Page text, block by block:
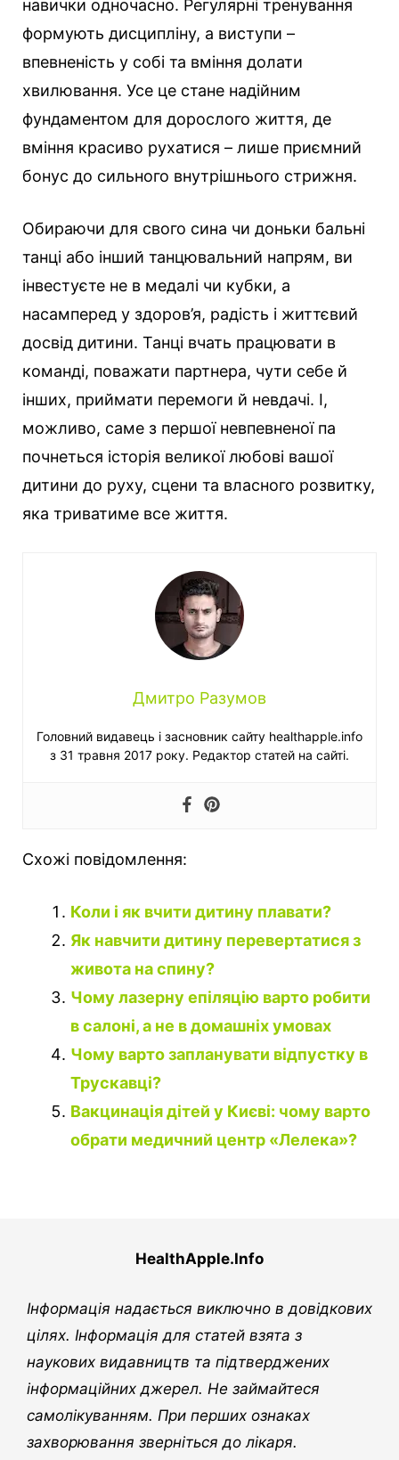
навички одночасно. Регулярні тренування
формують дисципліну, а виступи –
впевненість у собі та вміння долати
хвилювання. Усе це стане надійним
фундаментом для дорослого життя, де
вміння красиво рухатися – лише приємний
бонус до сильного внутрішнього стрижня.
Обираючи для свого сина чи доньки бальні
танці або інший танцювальний напрям, ви
інвестуєте не в медалі чи кубки, а
насамперед у здоров’я, радість і життєвий
досвід дитини. Танці вчать працювати в
команді, поважати партнера, чути себе й
інших, приймати перемоги й невдачі. І,
можливо, саме з першої невпевненої па
почнеться історія великої любові вашої
дитини до руху, сцени та власного розвитку,
яка триватиме все життя.
Дмитро Разумов
Головний видавець і засновник сайту healthapple.info
з 31 травня 2017 року. Редактор статей на сайті.
Схожі повідомлення:
Коли і як вчити дитину плавати?
Як навчити дитину перевертатися з
живота на спину?
Чому лазерну епіляцію варто робити
в салоні, а не в домашніх умовах
Чому варто запланувати відпустку в
Трускавці?
Вакцинація дітей у Києві: чому варто
обрати медичний центр «Лелека»?
HealthApple.Info
Інформація надається виключно в довідкових
цілях. Інформація для статей взята з
наукових видавництв та підтверджених
інформаційних джерел. Не займайтеся
самолікуванням. При перших ознаках
захворювання зверніться до лікаря.